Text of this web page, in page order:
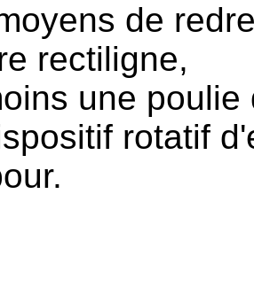
de
rectiligne,
une
rotatif